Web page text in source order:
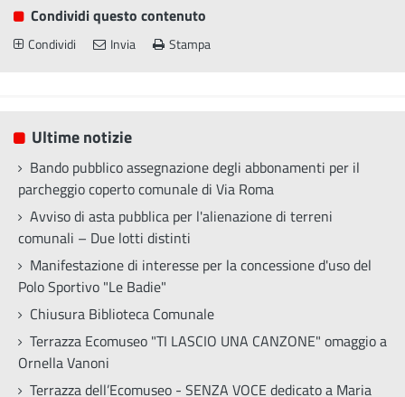
Condividi questo contenuto
Condividi Invia Stampa
Ultime notizie
Bando pubblico assegnazione degli abbonamenti per il
parcheggio coperto comunale di Via Roma
Avviso di asta pubblica per l'alienazione di terreni
comunali – Due lotti distinti
Manifestazione di interesse per la concessione d'uso del
Polo Sportivo "Le Badie"
Chiusura Biblioteca Comunale
Terrazza Ecomuseo "TI LASCIO UNA CANZONE" omaggio a
Ornella Vanoni
Terrazza dell’Ecomuseo - SENZA VOCE dedicato a Maria